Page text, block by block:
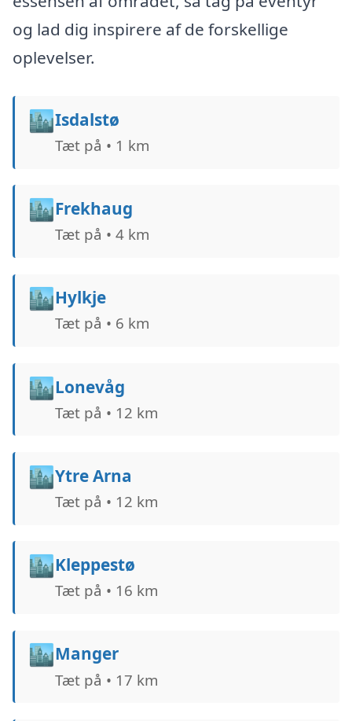
og lad dig inspirere af de forskellige
oplevelser.
🏙️Isdalstø
Tæt på • 1 km
🏙️Frekhaug
Tæt på • 4 km
🏙️Hylkje
Tæt på • 6 km
🏙️Lonevåg
Tæt på • 12 km
🏙️Ytre Arna
Tæt på • 12 km
🏙️Kleppestø
Tæt på • 16 km
🏙️Manger
Tæt på • 17 km